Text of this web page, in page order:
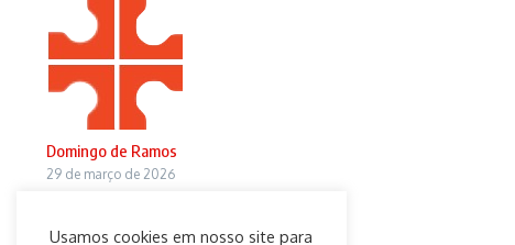
Domingo de Ramos
29 de março de 2026
Usamos cookies em nosso site para